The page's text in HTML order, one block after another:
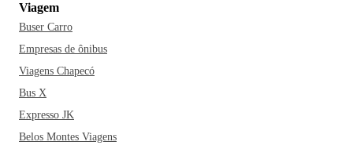
Viagem
Buser Carro
Empresas de ônibus
Viagens Chapecó
Bus X
Expresso JK
Belos Montes Viagens